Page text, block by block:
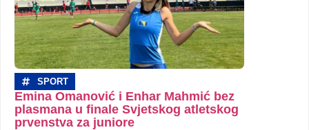
SPORT
Emina Omanović i Enhar Mahmić bez
plasmana u finale Svjetskog atletskog
prvenstva za juniore